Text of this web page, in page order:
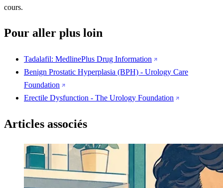
cours.
Pour aller plus loin
Tadalafil: MedlinePlus Drug Information
Benign Prostatic Hyperplasia (BPH) - Urology Care
Foundation
Erectile Dysfunction - The Urology Foundation
Articles associés